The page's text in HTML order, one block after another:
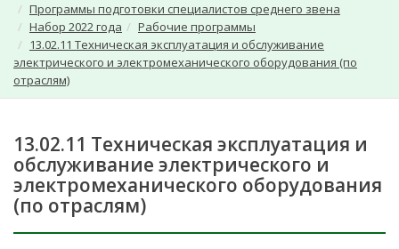
Программы подготовки специалистов среднего звена
Набор 2022 года
Рабочие программы
13.02.11 Техническая эксплуатация и обслуживание
электрического и электромеханического оборудования (по
отраслям)
13.02.11 Техническая эксплуатация и
обслуживание электрического и
электромеханического оборудования
(по отраслям)